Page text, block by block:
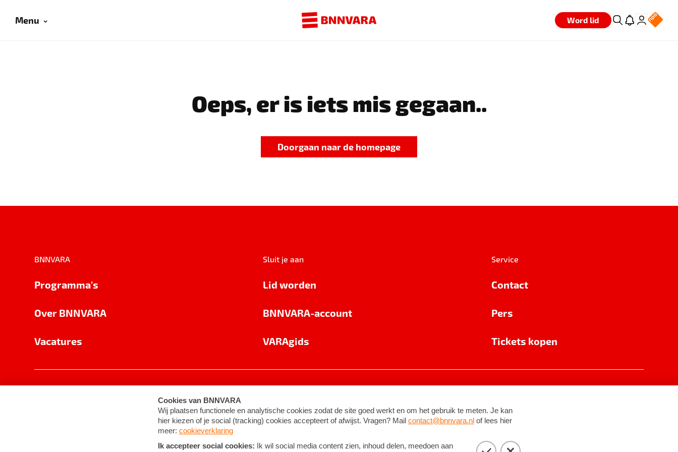
Menu Word lid
Oeps, er is iets mis gegaan..
Doorgaan naar de homepage
BNNVARA
Programma's
Over BNNVARA
Vacatures
Sluit je aan
Lid worden
BNNVARA-account
VARAgids
Service
Contact
Pers
Tickets kopen
Cookie-instellingen Algemene voorwaarden ©2026BNNVARA